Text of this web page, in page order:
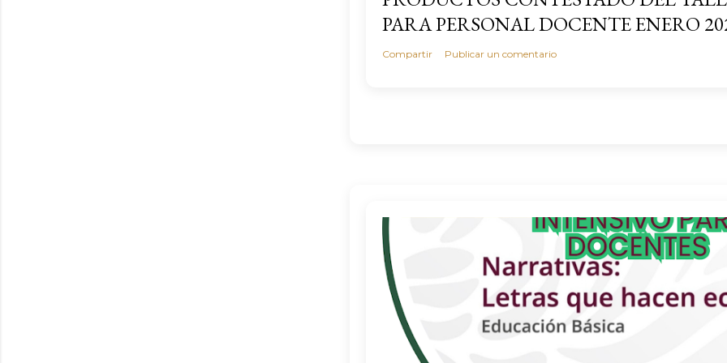
PARA PERSONAL DOCENTE ENERO
Compartir Publicar un comentario